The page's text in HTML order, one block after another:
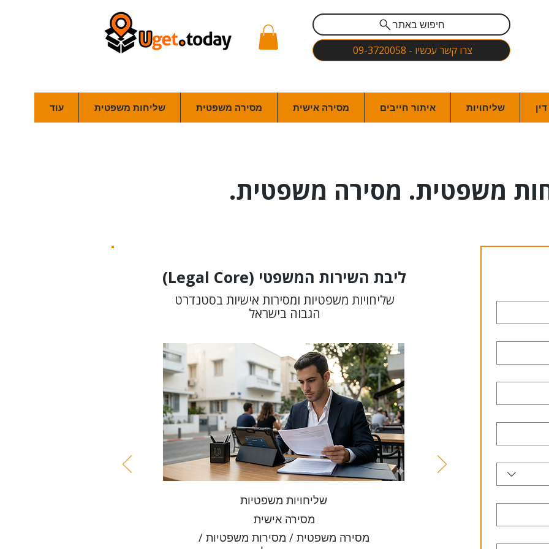
חיפוש באתר
צרו קשר עכשיו - 09-3720058
שליחויות איתור חייבים מסירה אישית מסירה משפטית שליחות משפטית עוד
משפטית. מסירה משפטית.
ליבת השירות המשפטי (Legal Core)
שליחויות משפטיות ומסירות אישיות בסטנדרט
הגבוה בישראל
שליחויות משפטיות
מסירה אישית
מסירה משפטית / מסירות משפטיות /